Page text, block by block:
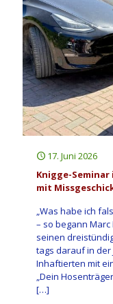
17. Juni 2026
Knigge-
mit
„Was habe ich
– so begann
seinen
tags darauf in der
Inhaftierten mit
„Dein
[…]